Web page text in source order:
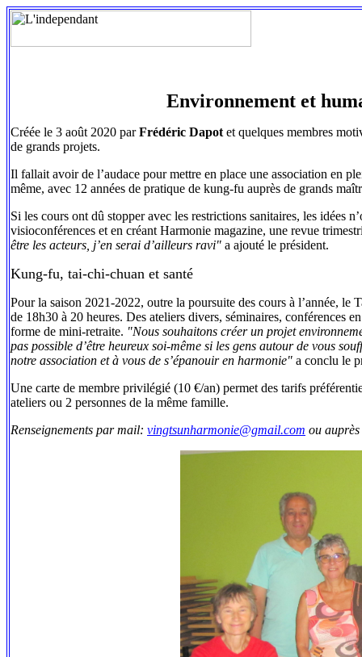
Environnement et
Créée le 3 août 2020 parFrédéric Dapot et quelques membres
de grands projets.
Il fallait avoir de l’audace pour mettre en place une association en
même, avec 12 années de pratique de kung-fu auprès de grands
Si les cours ont dû stopper avec les restrictions sanitaires, les idées
visioconférences et en créant Harmonie magazine, une revue
être les acteurs, j’en serai d’ailleurs ravi" a ajouté le président.
Kung-fu, tai-chi-chuan et santé
Pour la saison 2021-2022, outre la poursuite des cours à l’année, le
de 18h30 à 20 heures. Des ateliers divers, séminaires, conférences
forme de mini-retraite. "Nous souhaitons créer un projet
pas possible d’être heureux soi-même si les gens autour de vous
notre association et à vous de s’épanouir en harmonie" a conclu le
Une carte de membre privilégié (10 €/an) permet des tarifs
ateliers ou 2 personnes de la même famille.
Renseignements par mail: vingtsunharmonie@gmail.com ou